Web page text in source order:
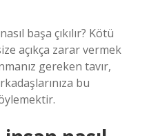
başa çıkılır? Kötü
açıkça zarar vermek
gereken tavır,
bu